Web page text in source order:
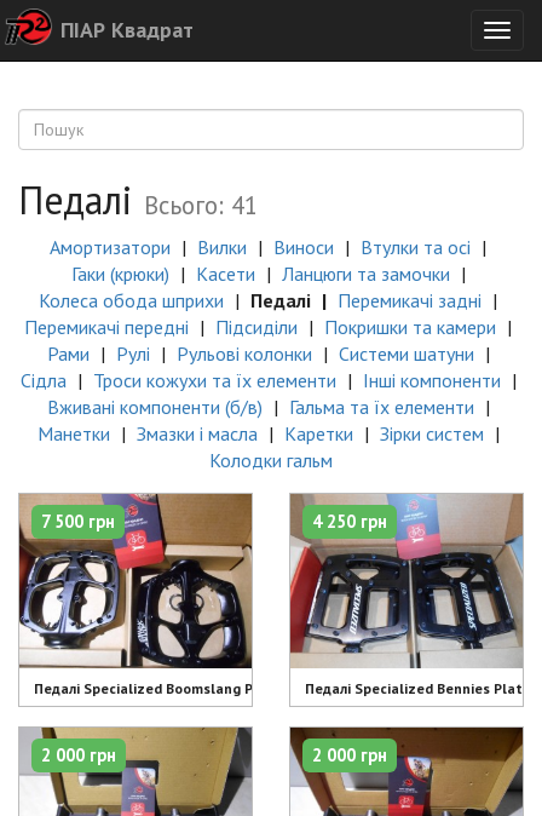
ПІАР Квадрат
Педалі Всього: 41
Амортизатори Вилки Виноси
Втулки та осі
Гаки (крюки)
Касети
Ланцюги та замочки
Колеса обода шприхи
Педалі
Перемикачі задні
Перемикачі передні
Підсиділи
Покришки та камери
Рами
Рулі Рульові колонки
Системи шатуни
Сідла
Троси кожухи та їх елементи
Інші компоненти
Вживані компоненти (б/в)
Гальма та їх елементи
Манетки
Змазки і масла Каретки
Зірки систем
Колодки гальм
Педалі Specialized Boomslang Platform чорні - 7500 грн
7 500 грн
Педалі Specialized Bennies
4 250 грн
2 000 грн 2 000 грн